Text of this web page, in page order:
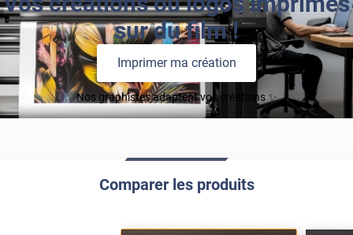
sur du film !
Imprimer ma création
Nos graphistes adaptent vos créations ✨
Comparer les produits